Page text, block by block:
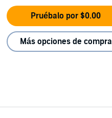
Pruébalo por $0.00
Más opciones de compra